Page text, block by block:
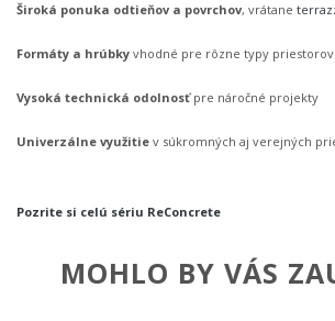
Široká ponuka odtieňov a povrchov, vrátane
Formáty a hrúbky vhodné pre rôzne typy priestorov
Vysoká technická odolnosťpre náročné projekty
Univerzálne využitie v súkromných aj verejných
Pozrite si celú sériu ReConcrete
MOHLO BY VÁS